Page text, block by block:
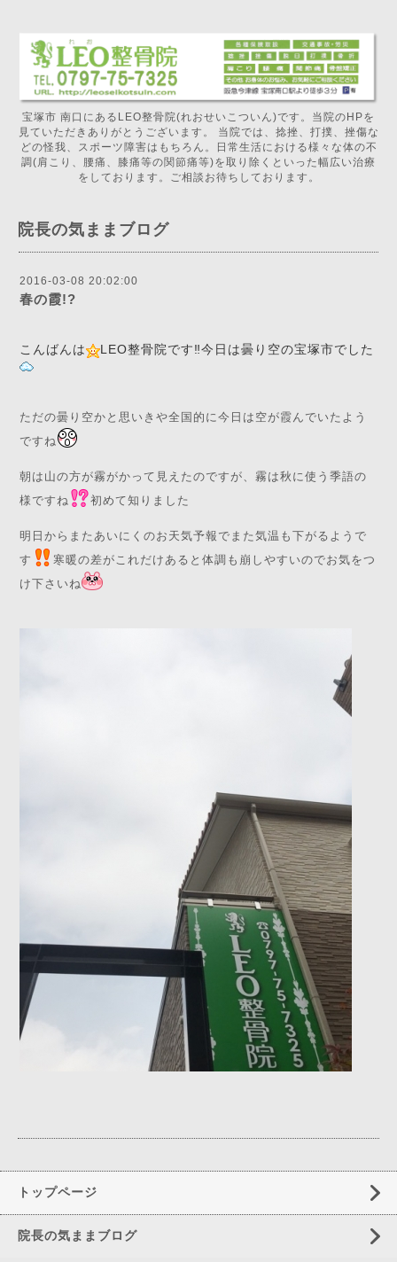
宝塚市 南口にあるLEO整骨院(れおせいこついん)です。当院のHPを
見ていただきありがとうございます。 当院では、捻挫、打撲、挫傷な
どの怪我、スポーツ障害はもちろん。日常生活における様々な体の不
調(肩こり、腰痛、膝痛等の関節痛等)を取り除くといった幅広い治療
をしております。ご相談お待ちしております。
院長の気ままブログ
2016-03-08 20:02:00
春の霞!?
こんばんは LEO整骨院です‼️今日は曇り空の宝塚市でした
ただの曇り空かと思いきや全国的に今日は空が霞んでいたよう
ですね
朝は山の方が霧がかって見えたのですが、霧は秋に使う季語の
様ですね
初めて知りました
明日からまたあいにくのお天気予報でまた気温も下がるようで
す
寒暖の差がこれだけあると体調も崩しやすいのでお気をつ
け下さいね
トップページ
院長の気ままブログ